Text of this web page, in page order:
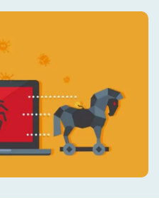
eliminados gratis
Gratis